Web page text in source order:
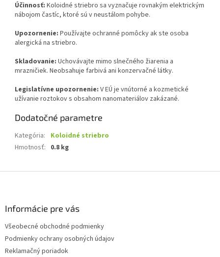
Účinnosť: Koloidné striebro sa vyznačuje rovnakým elektrickým
nábojom častíc, ktoré sú v neustálom pohybe.
Upozornenie: Používajte ochranné pomôcky ak ste osoba
alergická na striebro.
Skladovanie: Uchovávajte mimo slnečného žiarenia a
mrazničiek. Neobsahuje farbivá ani konzervačné látky.
Legislatívne upozornenie: V EÚ je vnútorné a kozmetické
užívanie roztokov s obsahom nanomateriálov zakázané.
Dodatočné parametre
Kategória:
Koloidné striebro
Hmotnosť: 0.8 kg
Informácie pre vás
Všeobecné obchodné podmienky
Podmienky ochrany osobných údajov
Reklamačný poriadok